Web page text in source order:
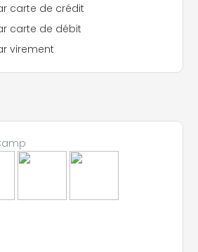
carte de crédit
carte de débit
virement